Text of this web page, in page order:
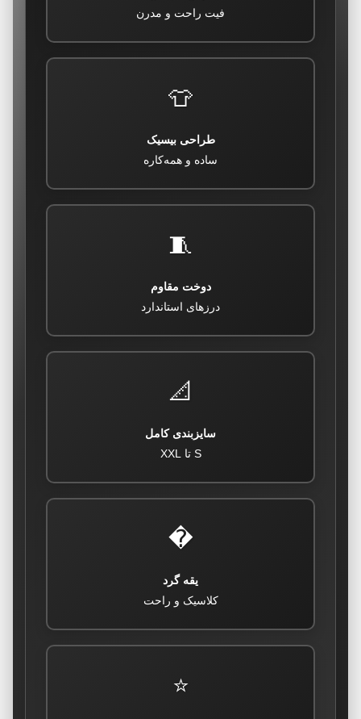
فیت راحت و مدرن
👕
طراحی بیسیک
ساده و همه‌کاره
🧵
دوخت مقاوم
درزهای استاندارد
📐
سایزبندی کامل
S تا XXL
�
یقه گرد
کلاسیک و راحت
⭐